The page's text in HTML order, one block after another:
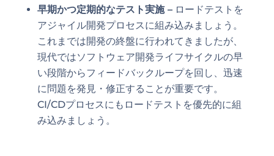
早期かつ定期的なテスト実施 –ロードテストを
アジャイル開発プロセスに組み込みましょう。
これまでは開発の終盤に行われてきましたが、
現代ではソフトウェア開発ライフサイクルの早
い段階からフィードバックループを回し、迅速
に問題を発見・修正することが重要です。
CI/CDプロセスにもロードテストを優先的に組
み込みましょう。